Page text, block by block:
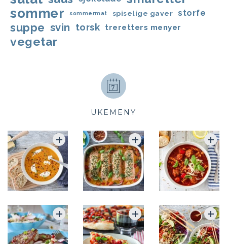
sommer sommermat spiselige gaver storfe
suppe svin torsk treretters menyer
vegetar
UKEMENY